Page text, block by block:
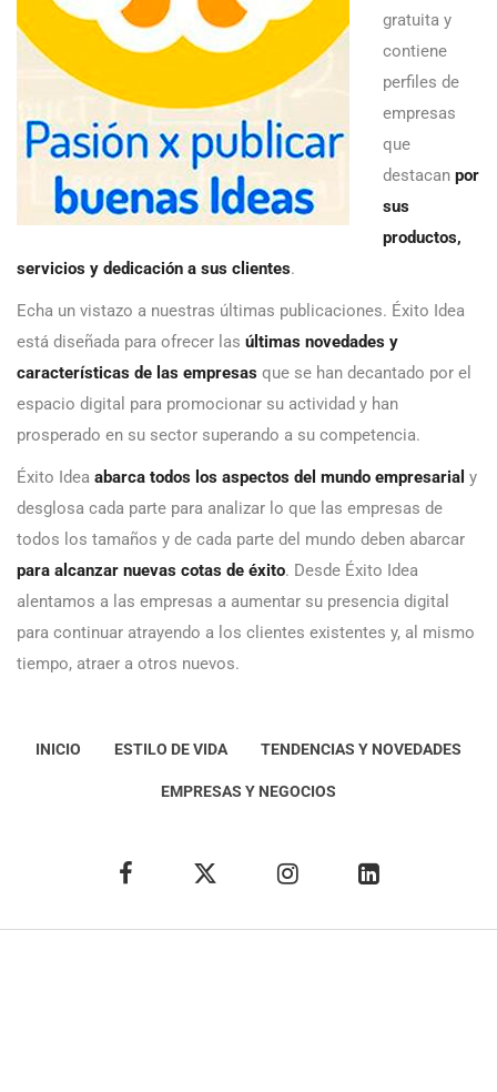
gratuita y
contiene
perfiles de
empresas
que
destacan por
sus
productos,
servicios y dedicación a sus clientes.
Echa un vistazo a nuestras últimas publicaciones. Éxito Idea
está diseñada para ofrecer las últimas novedades y
características de las empresas que se han decantado por el
espacio digital para promocionar su actividad y han
prosperado en su sector superando a su competencia.
Éxito Idea abarca todos los aspectos del mundo empresarial y
desglosa cada parte para analizar lo que las empresas de
todos los tamaños y de cada parte del mundo deben abarcar
para alcanzar nuevas cotas de éxito. Desde Éxito Idea
alentamos a las empresas a aumentar su presencia digital
para continuar atrayendo a los clientes existentes y, al mismo
tiempo, atraer a otros nuevos.
INICIO ESTILO DE VIDA TENDENCIAS Y NOVEDADES
EMPRESAS Y NEGOCIOS